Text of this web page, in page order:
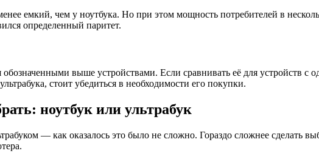
емкий, чем у ноутбука. Но при этом мощность потребителей в
определенный паритет.
выше устройствами. Если сравнивать её для устройств с
стоит убедиться в необходимости его покупки.
ноутбук или ультрабук
— как оказалось это было не сложно. Гораздо сложнее сделать